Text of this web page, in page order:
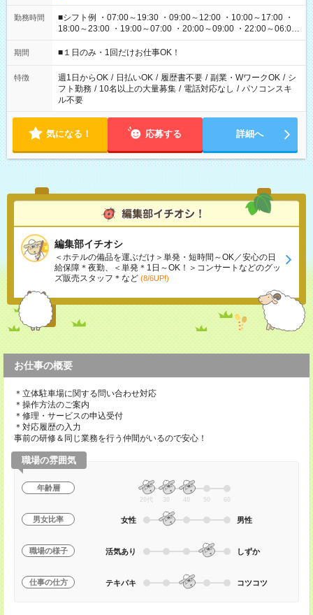
勤務時間
■シフト例 ・07:00～19:30 ・09:00～12:00 ・10:00～17:00 ・
18:00～23:00 ・19:00～07:00 ・20:00～09:00 ・22:00～06:00
etc ★最短で3時間で5,120円のお仕事から 15時間で2万円近く稼
げるお仕事も！ ご希望のお時間に合わせてご紹介！ ※シフトは
ください！
期間 ■１日のみ・1回だけお仕事OK！
特徴 週1日からOK / 日払いOK / 履歴書不要 / 副業・WワークOK / シ
フト勤務 / 10名以上の大量募集 / 電話対応なし / パソコンスキ
ル不要
気になる！ 応募する 詳細へ
編集部イチオシ
＜ホテルの備品を運ぶだけ＞単発・短時間～OK／安心の日
給保障＊夜勤、＜単発＊1日～OK！＞コンサートなどのグッ
ズ販売スタッフ＊など (8/6UP!)
お仕事の概要
＊立体駐車場に関する問い合わせ対応
＊操作方法のご案内
＊修理・サービスの申込受付
＊対応履歴の入力
事前の研修＆同じ業務を行う仲間がいるので安心！
職場の雰囲気
年齢層
20代 30 40 50 60
男女比率 女性 男性
職場の様子 活気あり しずか
仕事の仕方 テキパキ コツコツ